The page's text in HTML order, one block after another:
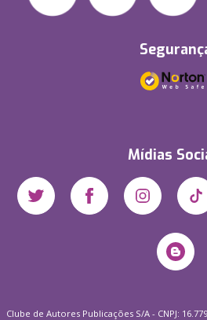
Mídias
Clube de Autores Publicações S/A - CNPJ: